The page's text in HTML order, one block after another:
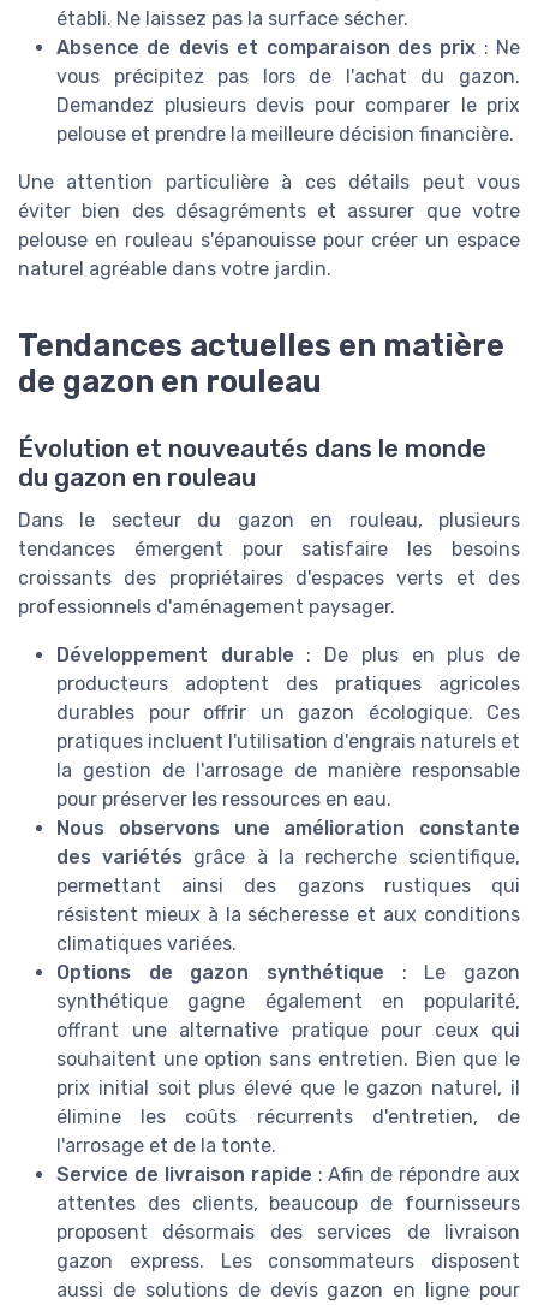
établi. Ne laissez pas la surface sécher.
Absence de devis et comparaison des prix : Ne
vous précipitez pas lors de l'achat du gazon.
Demandez plusieurs devis pour comparer le prix
pelouse et prendre la meilleure décision financière.
Une attention particulière à ces détails peut vous
éviter bien des désagréments et assurer que votre
pelouse en rouleau s'épanouisse pour créer un espace
naturel agréable dans votre jardin.
Tendances actuelles en matière
de gazon en rouleau
Évolution et nouveautés dans le monde
du gazon en rouleau
Dans le secteur du gazon en rouleau, plusieurs
tendances émergent pour satisfaire les besoins
croissants des propriétaires d'espaces verts et des
professionnels d'aménagement paysager.
Développement durable : De plus en plus de
producteurs adoptent des pratiques agricoles
durables pour offrir un gazon écologique. Ces
pratiques incluent l'utilisation d'engrais naturels et
la gestion de l'arrosage de manière responsable
pour préserver les ressources en eau.
Nous observons une amélioration constante
des variétés grâce à la recherche scientifique,
permettant ainsi des gazons rustiques qui
résistent mieux à la sécheresse et aux conditions
climatiques variées.
Options de gazon synthétique : Le gazon
synthétique gagne également en popularité,
offrant une alternative pratique pour ceux qui
souhaitent une option sans entretien. Bien que le
prix initial soit plus élevé que le gazon naturel, il
élimine les coûts récurrents d'entretien, de
l'arrosage et de la tonte.
Service de livraison rapide : Afin de répondre aux
attentes des clients, beaucoup de fournisseurs
proposent désormais des services de livraison
gazon express. Les consommateurs disposent
aussi de solutions de devis gazon en ligne pour